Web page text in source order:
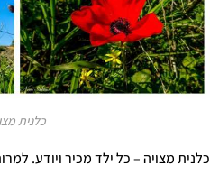
כלנית
כלנית מצויה – כל ילד מכיר ויודע.